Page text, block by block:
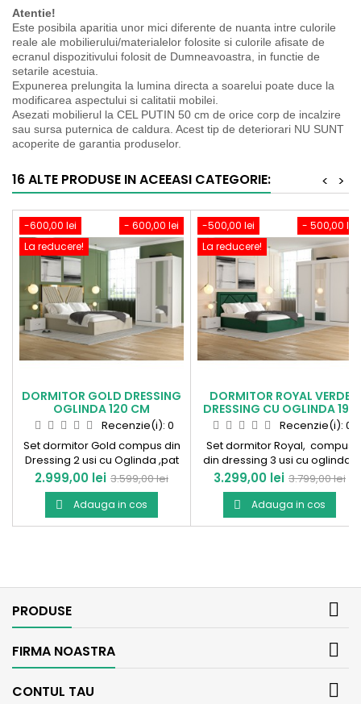
Atentie!
Este posibila aparitia unor mici diferente de nuanta intre culorile
reale ale mobilierului/materialelor folosite si culorile afisate de
ecranul dispozitivului folosit de Dumneavoastra, in functie de
setarile acestuia.
Expunerea prelungita la lumina directa a soarelui poate duce la
modificarea aspectului si calitatii mobilei.
Asezati mobilierul la CEL PUTIN 50 cm de orice corp de incalzire
sau sursa puternica de caldura. Acest tip de deteriorari NU SUNT
acoperite de garantia produselor.
16 ALTE PRODUSE IN ACEEASI CATEGORIE: >
<
- 600,00 lei
-600,00 lei
La reducere!
DORMITOR GOLD DRESSING
OGLINDA 120 CM
Recenzie(i): 0
Set dormitor Gold compus din
Dressing 2 usi cu Oglinda ,pat
tapitat catifea cu insertii aurii si
2 noptiere . Fabricat in
Romania!
Pret
2.999,00 lei Pret
de
baza
3.599,00 lei
 Adauga in cos
- 500,00 lei
-500,00 lei
La reducere!
DORMITOR ROYAL VERDE
DRESSING CU OGLINDA 190
CM
Recenzie(i): 0
Set dormitor Royal, compus
din dressing 3 usi cu oglinda ;
pat tapitat verde smarald
catifea; 2 noptiere
Pret
3.299,00 lei Pret
de
baza
3.799,00 lei
 Adauga in cos
PRODUSE 
FIRMA NOASTRA 
CONTUL TAU 